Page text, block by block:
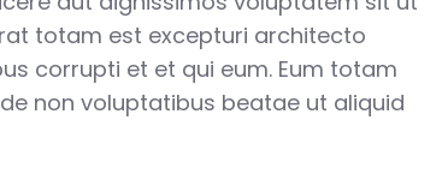
totam est excepturi architecto
corrupti et et qui eum. Eum totam
non voluptatibus beatae ut aliquid